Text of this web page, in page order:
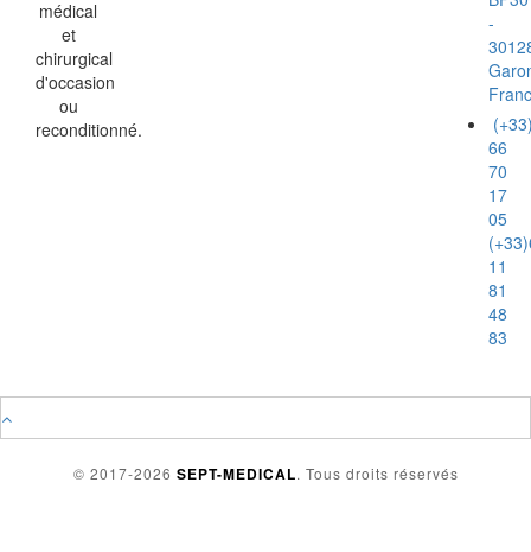
médical
et
chirurgical
d'occasion
ou
reconditionné.
-
66
70
17
05
11
81
48
83
© 2017-2026 SEPT-MEDICAL. Tous droits réservés